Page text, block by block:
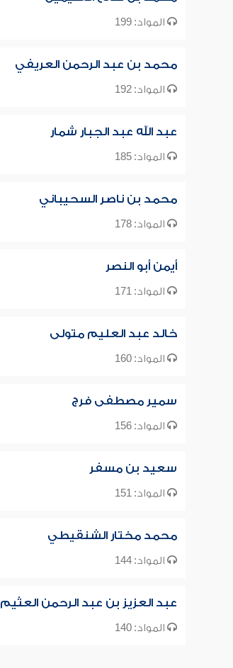
المواد: 199
محمد بن عبد الرحمن العريفي
المواد: 192
عبد الله عبد الجبار شمار
المواد: 185
محمد بن ناصر السحيباني
المواد: 178
أيمن أبو النصر
المواد: 171
خالد عبد العليم متولى
المواد: 160
سمير مصطفى فرج
المواد: 156
سعيد بن مسفر
المواد: 151
محمد مختار الشنقيطي
المواد: 144
عبد العزيز بن عبد الرحمن العثيم
المواد: 140